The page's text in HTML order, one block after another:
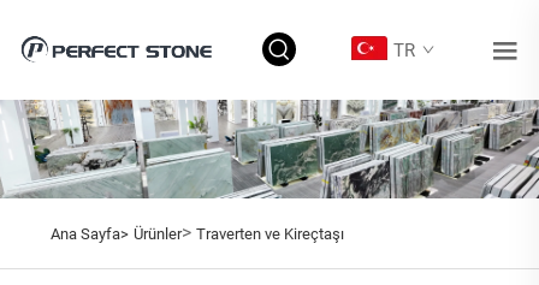
TR
Ana Sayfa> Ürünler> Traverten ve Kireçtaşı